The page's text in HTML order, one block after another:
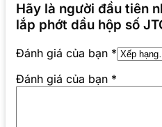
Hãy là người đầu tiên
lắp phớt dầu hộp số
Đánh giá của bạn *
Đánh giá của bạn *